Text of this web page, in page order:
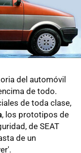
del automóvil
de todo.
de toda clase,
, los prototipos de
de SEAT
de un